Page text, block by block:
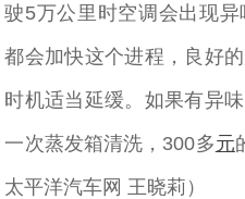
驶5万公里时空调会出现
都会加快这个进程，良好
时机适当延缓。如果有异
一次蒸发箱清洗，300多元
太平洋汽车网 王晓莉）